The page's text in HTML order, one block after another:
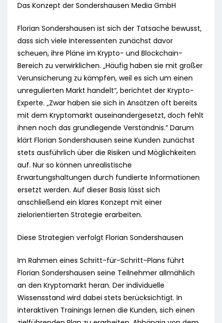
Das Konzept der Sondershausen Media GmbH
Florian Sondershausen ist sich der Tatsache bewusst,
dass sich viele Interessenten zunächst davor
scheuen, ihre Pläne im Krypto- und Blockchain-
Bereich zu verwirklichen. „Häufig haben sie mit großer
Verunsicherung zu kämpfen, weil es sich um einen
unregulierten Markt handelt“, berichtet der Krypto-
Experte. „Zwar haben sie sich in Ansätzen oft bereits
mit dem Kryptomarkt auseinandergesetzt, doch fehlt
ihnen noch das grundlegende Verständnis.“ Darum
klärt Florian Sondershausen seine Kunden zunächst
stets ausführlich über die Risiken und Möglichkeiten
auf. Nur so können unrealistische
Erwartungshaltungen durch fundierte Informationen
ersetzt werden. Auf dieser Basis lässt sich
anschließend ein klares Konzept mit einer
zielorientierten Strategie erarbeiten.
Diese Strategien verfolgt Florian Sondershausen
Im Rahmen eines Schritt-für-Schritt-Plans führt
Florian Sondershausen seine Teilnehmer allmählich
an den Kryptomarkt heran. Der individuelle
Wissensstand wird dabei stets berücksichtigt. In
interaktiven Trainings lernen die Kunden, sich einen